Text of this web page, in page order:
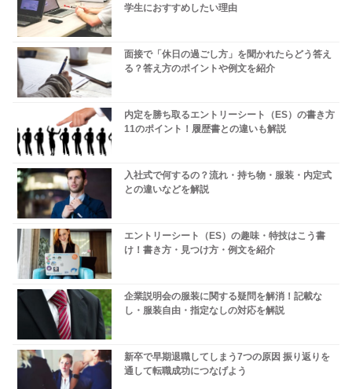
学生におすすめしたい理由
面接で「休日の過ごし方」を聞かれたらどう答え
る？答え方のポイントや例文を紹介
内定を勝ち取るエントリーシート（ES）の書き方
11のポイント！履歴書との違いも解説
入社式で何するの？流れ・持ち物・服装・内定式
との違いなどを解説
エントリーシート（ES）の趣味・特技はこう書
け！書き方・見つけ方・例文を紹介
企業説明会の服装に関する疑問を解消！記載な
し・服装自由・指定なしの対応を解説
新卒で早期退職してしまう7つの原因 振り返りを
通して転職成功につなげよう